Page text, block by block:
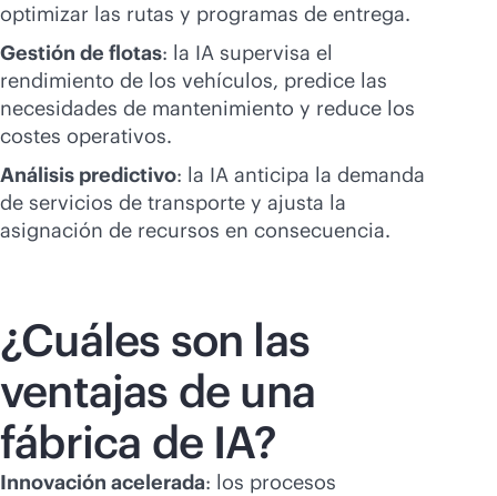
optimizar las rutas y programas de entrega.
Gestión de flotas: la IA supervisa el
rendimiento de los vehículos, predice las
necesidades de mantenimiento y reduce los
costes operativos.
Análisis predictivo: la IA anticipa la demanda
de servicios de transporte y ajusta la
asignación de recursos en consecuencia.
¿Cuáles son las
ventajas de una
fábrica de IA?
Innovación acelerada: los procesos